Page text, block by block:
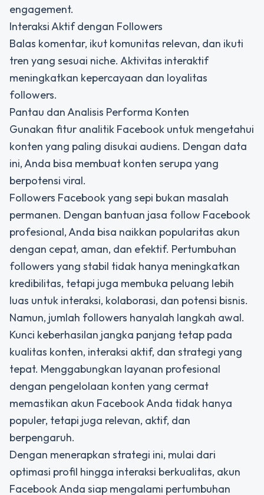
engagement.
Interaksi Aktif dengan Followers
Balas komentar, ikut komunitas relevan, dan ikuti
tren yang sesuai niche. Aktivitas interaktif
meningkatkan kepercayaan dan loyalitas
followers.
Pantau dan Analisis Performa Konten
Gunakan fitur analitik Facebook untuk mengetahui
konten yang paling disukai audiens. Dengan data
ini, Anda bisa membuat konten serupa yang
berpotensi viral.
Followers Facebook yang sepi bukan masalah
permanen. Dengan bantuan jasa follow Facebook
profesional, Anda bisa naikkan popularitas akun
dengan cepat, aman, dan efektif. Pertumbuhan
followers yang stabil tidak hanya meningkatkan
kredibilitas, tetapi juga membuka peluang lebih
luas untuk interaksi, kolaborasi, dan potensi bisnis.
Namun, jumlah followers hanyalah langkah awal.
Kunci keberhasilan jangka panjang tetap pada
kualitas konten, interaksi aktif, dan strategi yang
tepat. Menggabungkan layanan profesional
dengan pengelolaan konten yang cermat
memastikan akun Facebook Anda tidak hanya
populer, tetapi juga relevan, aktif, dan
berpengaruh.
Dengan menerapkan strategi ini, mulai dari
optimasi profil hingga interaksi berkualitas, akun
Facebook Anda siap mengalami pertumbuhan